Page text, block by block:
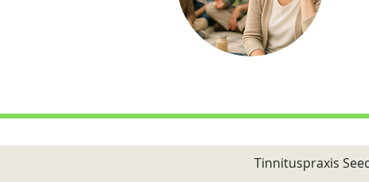
Tinnituspraxis